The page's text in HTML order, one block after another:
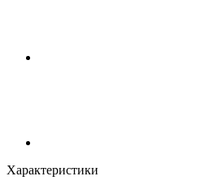
Характеристики